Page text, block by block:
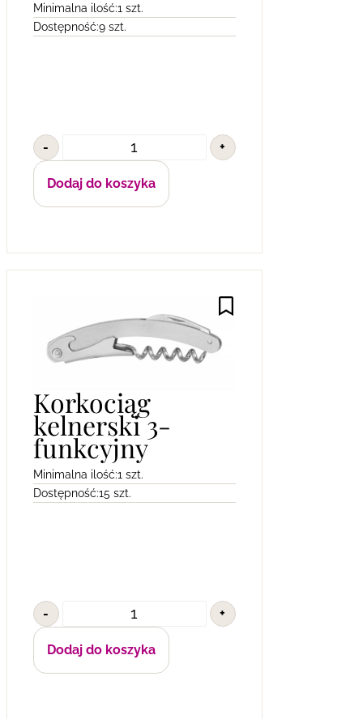
Minimalna ilość:1 szt.
Dostępność:9 szt.
- +
Dodaj do koszyka
Korkociąg
kelnerski 3-
funkcyjny
Minimalna ilość:1 szt.
Dostępność:15 szt.
- +
Dodaj do koszyka